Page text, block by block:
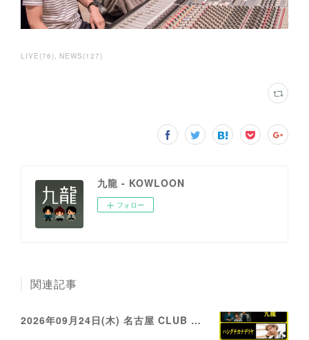
LIVE (76) NEWS (127)
九龍 - KOWLOON
フォロー
関連記事
2026年09月24日(木) 名古屋 CLUB UPSET